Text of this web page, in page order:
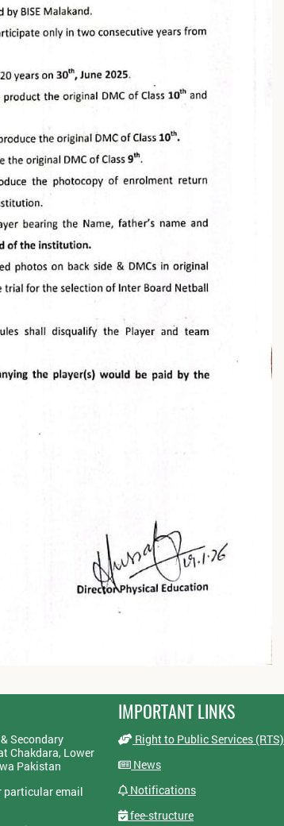
Secondary
Chakdara, Lower
Pakistan
particular email
IMPORTANT LINKS
Right to Public Services (RTS)
News
Notifications
fee-structure